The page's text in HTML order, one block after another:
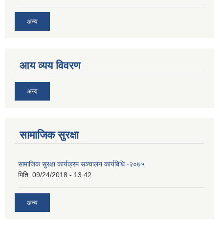
अन्य
आय व्यय विवरण
अन्य
सामाजिक सुरक्षा
सामाजिक सुरक्षा कार्यक्रम सञ्चालन कार्यबिधि -२०७५
मिति: 09/24/2018 - 13:42
अन्य